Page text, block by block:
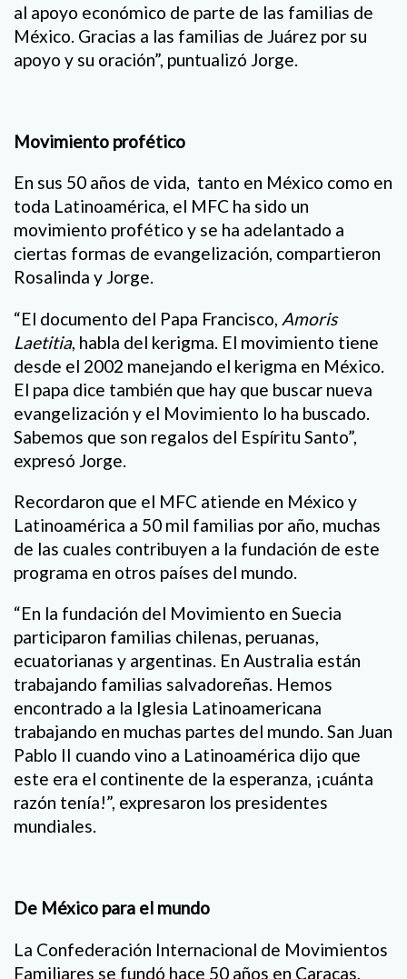
al apoyo económico de parte de las familias de
México. Gracias a las familias de Juárez por su
apoyo y su oración”, puntualizó Jorge.
Movimiento profético
En sus 50 años de vida, tanto en México como en
toda Latinoamérica, el MFC ha sido un
movimiento profético y se ha adelantado a
ciertas formas de evangelización, compartieron
Rosalinda y Jorge.
“El documento del Papa Francisco, Amoris
Laetitia, habla del kerigma. El movimiento tiene
desde el 2002 manejando el kerigma en México.
El papa dice también que hay que buscar nueva
evangelización y el Movimiento lo ha buscado.
Sabemos que son regalos del Espíritu Santo”,
expresó Jorge.
Recordaron que el MFC atiende en México y
Latinoamérica a 50 mil familias por año, muchas
de las cuales contribuyen a la fundación de este
programa en otros países del mundo.
“En la fundación del Movimiento en Suecia
participaron familias chilenas, peruanas,
ecuatorianas y argentinas. En Australia están
trabajando familias salvadoreñas. Hemos
encontrado a la Iglesia Latinoamericana
trabajando en muchas partes del mundo. San Juan
Pablo II cuando vino a Latinoamérica dijo que
este era el continente de la esperanza, ¡cuánta
razón tenía!”, expresaron los presidentes
mundiales.
De México para el mundo
La Confederación Internacional de Movimientos
Familiares se fundó hace 50 años en Caracas,